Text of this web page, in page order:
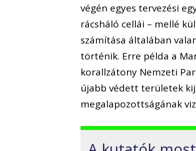
végén egyes tervezési
rácsháló cellái – mellé
számítása általában
történik. Erre példa a
korallzátony Nemzeti
újabb védett területek
megalapozottságának